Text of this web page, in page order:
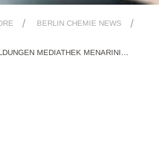
BERLIN CHEMIE NEWS
MEDIATHEK MENARINI